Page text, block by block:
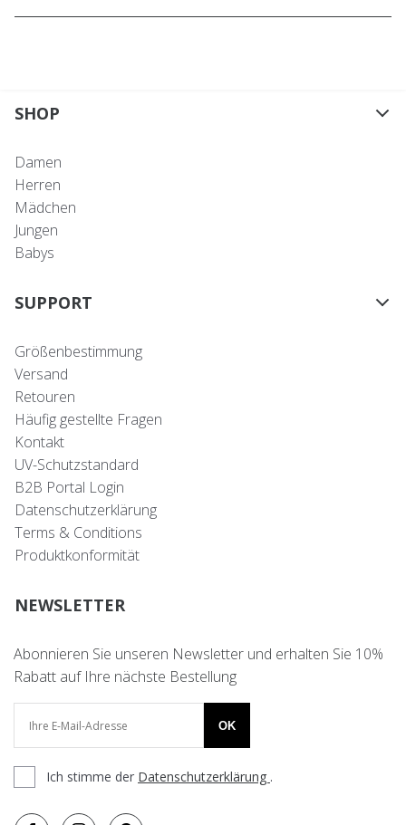
SHOP
Damen
Herren
Mädchen
Jungen
Babys
SUPPORT
Größenbestimmung
Versand
Retouren
Häufig gestellte Fragen
Kontakt
UV-Schutzstandard
B2B Portal Login
Datenschutzerklärung
Terms & Conditions
Produktkonformität
NEWSLETTER
Abonnieren Sie unseren Newsletter und erhalten Sie 10%
Rabatt auf Ihre nächste Bestellung
OK
Ich stimme der Datenschutzerklärung .